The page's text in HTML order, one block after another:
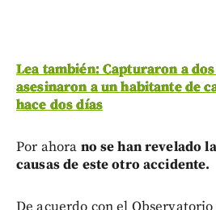
Lea también: Capturaron a
asesinaron a un habitante de
hace dos días
Por ahora no se han revelado
causas de este otro accidente.